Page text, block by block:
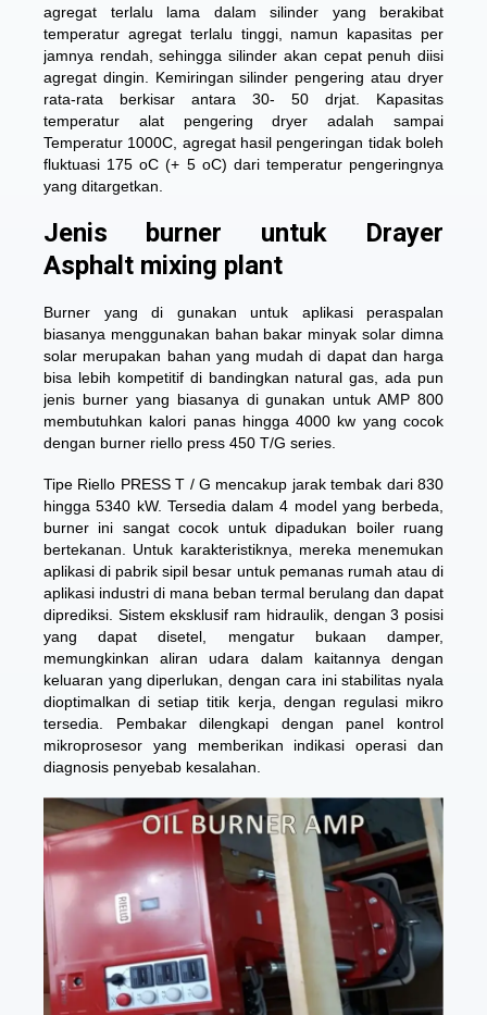
agregat terlalu lama dalam silinder yang berakibat
temperatur agregat terlalu tinggi, namun kapasitas per
jamnya rendah, sehingga silinder akan cepat penuh diisi
agregat dingin. Kemiringan silinder pengering atau dryer
rata-rata berkisar antara 30- 50 drjat. Kapasitas
temperatur alat pengering dryer adalah sampai
Temperatur 1000C, agregat hasil pengeringan tidak boleh
fluktuasi 175 oC (+ 5 oC) dari temperatur pengeringnya
yang ditargetkan.
Jenis burner untuk Drayer
Asphalt mixing plant
Burner yang di gunakan untuk aplikasi peraspalan
biasanya menggunakan bahan bakar minyak solar dimna
solar merupakan bahan yang mudah di dapat dan harga
bisa lebih kompetitif di bandingkan natural gas, ada pun
jenis burner yang biasanya di gunakan untuk AMP 800
membutuhkan kalori panas hingga 4000 kw yang cocok
dengan burner riello press 450 T/G series.
Tipe Riello PRESS T / G mencakup jarak tembak dari 830
hingga 5340 kW. Tersedia dalam 4 model yang berbeda,
burner ini sangat cocok untuk dipadukan boiler ruang
bertekanan. Untuk karakteristiknya, mereka menemukan
aplikasi di pabrik sipil besar untuk pemanas rumah atau di
aplikasi industri di mana beban termal berulang dan dapat
diprediksi. Sistem eksklusif ram hidraulik, dengan 3 posisi
yang dapat disetel, mengatur bukaan damper,
memungkinkan aliran udara dalam kaitannya dengan
keluaran yang diperlukan, dengan cara ini stabilitas nyala
dioptimalkan di setiap titik kerja, dengan regulasi mikro
tersedia. Pembakar dilengkapi dengan panel kontrol
mikroprosesor yang memberikan indikasi operasi dan
diagnosis penyebab kesalahan.